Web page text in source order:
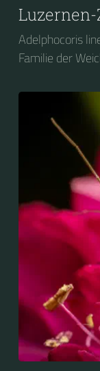
Adelphocoris
Familie der